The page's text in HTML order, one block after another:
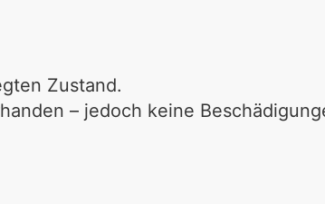
Zustand.
– jedoch keine